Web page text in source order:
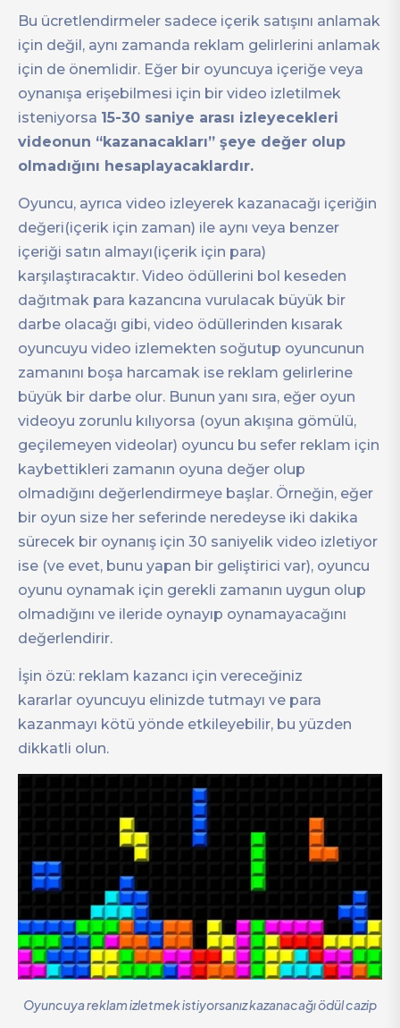
Bu ücretlendirmeler sadece içerik satışını anlamak
için değil, aynı zamanda reklam gelirlerini anlamak
için de önemlidir. Eğer bir oyuncuya içeriğe veya
oynanışa erişebilmesi için bir video izletilmek
isteniyorsa 15-30 saniye arası izleyecekleri
videonun “kazanacakları” şeye değer olup
olmadığını hesaplayacaklardır.
Oyuncu, ayrıca video izleyerek kazanacağı içeriğin
değeri(içerik için zaman) ile aynı veya benzer
içeriği satın almayı(içerik için para)
karşılaştıracaktır. Video ödüllerini bol keseden
dağıtmak para kazancına vurulacak büyük bir
darbe olacağı gibi, video ödüllerinden kısarak
oyuncuyu video izlemekten soğutup oyuncunun
zamanını boşa harcamak ise reklam gelirlerine
büyük bir darbe olur. Bunun yanı sıra, eğer oyun
videoyu zorunlu kılıyorsa (oyun akışına gömülü,
geçilemeyen videolar) oyuncu bu sefer reklam için
kaybettikleri zamanın oyuna değer olup
olmadığını değerlendirmeye başlar. Örneğin, eğer
bir oyun size her seferinde neredeyse iki dakika
sürecek bir oynanış için 30 saniyelik video izletiyor
ise (ve evet, bunu yapan bir geliştirici var), oyuncu
oyunu oynamak için gerekli zamanın uygun olup
olmadığını ve ileride oynayıp oynamayacağını
değerlendirir.
İşin özü: reklam kazancı için vereceğiniz
kararlar oyuncuyu elinizde tutmayı ve para
kazanmayı kötü yönde etkileyebilir, bu yüzden
dikkatli olun.
Oyuncuya reklam izletmek istiyorsanız kazanacağı ödül cazip